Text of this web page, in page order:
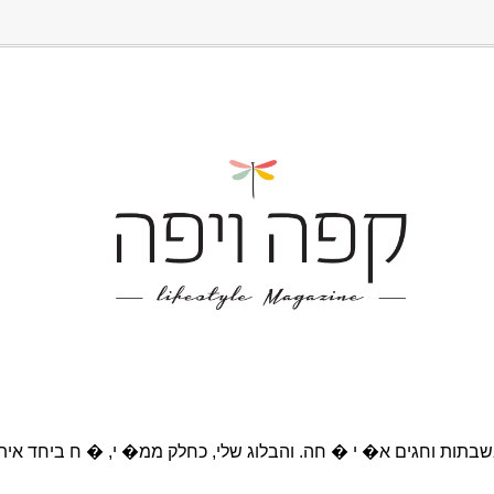
וחגים א� י � חה. והבלוג שלי, כחלק ממ� י, � ח ביחד